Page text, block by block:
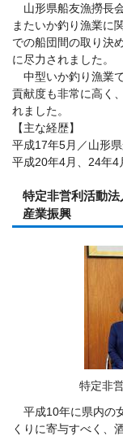
山形県船友漁撈長
またいか釣り漁業に
での船団間の取り決
に尽力されました。
中型いか釣り漁業
貢献度も非常に高く
れました。
【主な経歴】
平成17年5月／山形
平成20年4月、24年4
特定非営利活動
産業振興
特定非
平成10年に県内の
くりに寄与すべく、